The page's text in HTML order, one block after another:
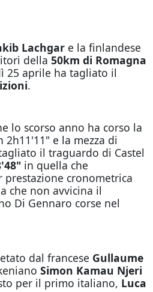
Lachgar e la finlandese
della 50km di Romagna
25 aprile ha tagliato il
.
lo scorso anno ha corso la
e la mezza di
il traguardo di Castel
in quella che
cronometrica
che non avvicina il
Di Gennaro corse nel
dal francese Gullaume
Simon Kamau Njeri
per il primo italiano, Luca